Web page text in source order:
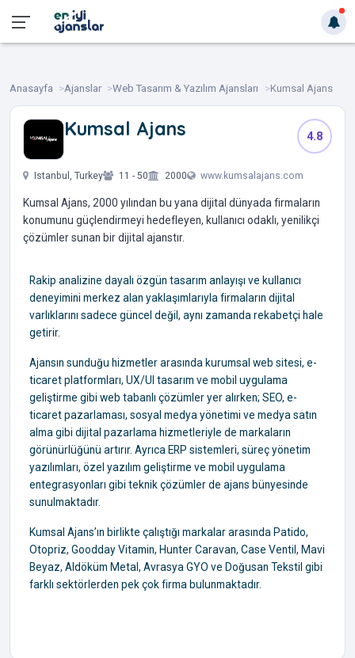
Anasayfa Ajanslar Web Tasarım & Yazılım Ajansları Kumsal Ajans
Kumsal Ajans 4.8
Istanbul, Turkey 11 - 50 2000 www.kumsalajans.com
Kumsal Ajans, 2000 yılından bu yana dijital dünyada firmaların
konumunu güçlendirmeyi hedefleyen, kullanıcı odaklı, yenilikçi
çözümler sunan bir dijital ajanstır.
Rakip analizine dayalı özgün tasarım anlayışı ve kullanıcı
deneyimini merkez alan yaklaşımlarıyla firmaların dijital
varlıklarını sadece güncel değil, aynı zamanda rekabetçi hale
getirir.
Ajansın sunduğu hizmetler arasında kurumsal web sitesi, e-
ticaret platformları, UX/UI tasarım ve mobil uygulama
geliştirme gibi web tabanlı çözümler yer alırken; SEO, e-
ticaret pazarlaması, sosyal medya yönetimi ve medya satın
alma gibi dijital pazarlama hizmetleriyle de markaların
görünürlüğünü artırır. Ayrıca ERP sistemleri, süreç yönetim
yazılımları, özel yazılım geliştirme ve mobil uygulama
entegrasyonları gibi teknik çözümler de ajans bünyesinde
sunulmaktadır.
Kumsal Ajans’ın birlikte çalıştığı markalar arasında Patido,
Otopriz, Goodday Vitamin, Hunter Caravan, Case Ventil, Mavi
Beyaz, Aldöküm Metal, Avrasya GYO ve Doğusan Tekstil gibi
farklı sektörlerden pek çok firma bulunmaktadır.